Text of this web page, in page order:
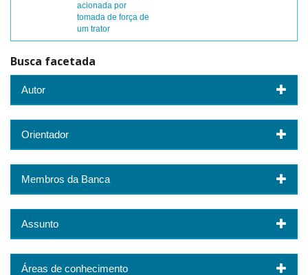
acionada por
tomada de força de
um trator
Busca facetada
Autor
Orientador
Membros da Banca
Assunto
Áreas de conhecimento